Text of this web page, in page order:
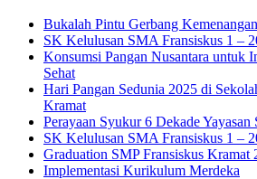
Bukalah Pintu Gerbang Kemenangan
SK Kelulusan SMA Fransiskus 1 –
Konsumsi Pangan Nusantara untuk
Sehat
Hari Pangan Sedunia 2025 di
Kramat
Perayaan Syukur 6 Dekade Yayasan
SK Kelulusan SMA Fransiskus 1 –
Graduation SMP Fransiskus Kramat
Implementasi Kurikulum Merdeka